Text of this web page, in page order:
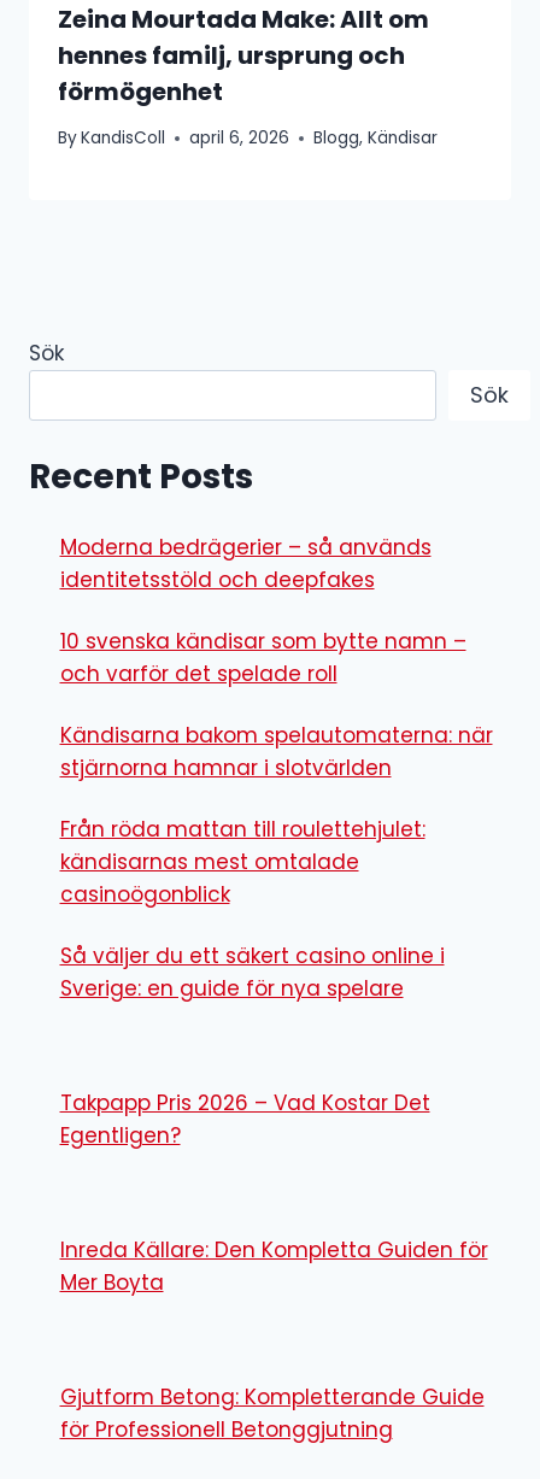
Zeina Mourtada Make: Allt om
hennes familj, ursprung och
förmögenhet
ByKandisColl april 6, 2026 Blogg,Kändisar
Sök
Sök
Recent Posts
Moderna bedrägerier – så används
identitetsstöld och deepfakes
10 svenska kändisar som bytte namn –
och varför det spelade roll
Kändisarna bakom spelautomaterna: när
stjärnorna hamnar i slotvärlden
Från röda mattan till roulettehjulet:
kändisarnas mest omtalade
casinoögonblick
Så väljer du ett säkert casino online i
Sverige: en guide för nya spelare
Takpapp Pris 2026 – Vad Kostar Det
Egentligen?
Inreda Källare: Den Kompletta Guiden för
Mer Boyta
Gjutform Betong: Kompletterande Guide
för Professionell Betonggjutning